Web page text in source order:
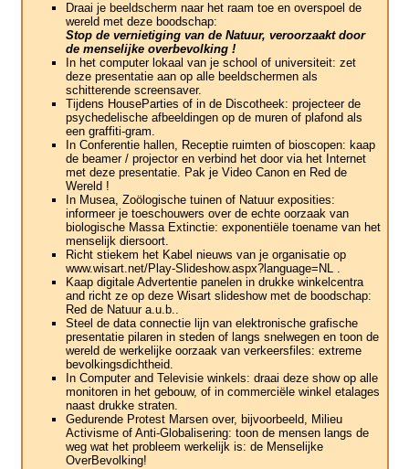
Draai je beeldscherm naar het raam toe en overspoel de
wereld met deze boodschap:
Stop de vernietiging van de Natuur, veroorzaakt door
de menselijke overbevolking !
In het computer lokaal van je school of universiteit: zet
deze presentatie aan op alle beeldschermen als
schitterende screensaver.
Tijdens HouseParties of in de Discotheek: projecteer de
psychedelische afbeeldingen op de muren of plafond als
een graffiti-gram.
In Conferentie hallen, Receptie ruimten of bioscopen: kaap
de beamer / projector en verbind het door via het Internet
met deze presentatie. Pak je Video Canon en Red de
Wereld !
In Musea, Zoölogische tuinen of Natuur exposities:
informeer je toeschouwers over de echte oorzaak van
biologische Massa Extinctie: exponentiële toename van het
menselijk diersoort.
Richt stiekem het Kabel nieuws van je organisatie op
www.wisart.net/Play-Slideshow.aspx?language=NL .
Kaap digitale Advertentie panelen in drukke winkelcentra
and richt ze op deze Wisart slideshow met de boodschap:
Red de Natuur a.u.b..
Steel de data connectie lijn van elektronische grafische
presentatie pilaren in steden of langs snelwegen en toon de
wereld de werkelijke oorzaak van verkeersfiles: extreme
bevolkingsdichtheid.
In Computer and Televisie winkels: draai deze show op alle
monitoren in het gebouw, of in commerciële winkel etalages
naast drukke straten.
Gedurende Protest Marsen over, bijvoorbeeld, Milieu
Activisme of Anti-Globalisering: toon de mensen langs de
weg wat het probleem werkelijk is: de Menselijke
OverBevolking!